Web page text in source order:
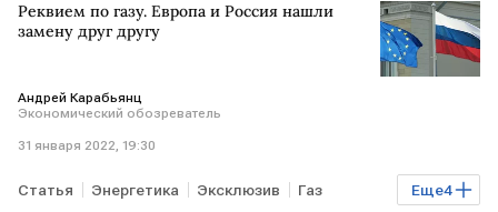
Реквием по газу. Европа и Россия нашли
замену друг другу
Андрей Карабьянц
Экономический обозреватель
31 января 2022, 19:30
Еще4
Статья Энергетика Эксклюзив Газ